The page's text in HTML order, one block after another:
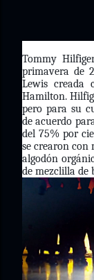
Tommy
primavera de
Lewis creada
Hamilton.
pero para su
de acuerdo
del 75% por
se crearon con
algodón
de mezclilla de